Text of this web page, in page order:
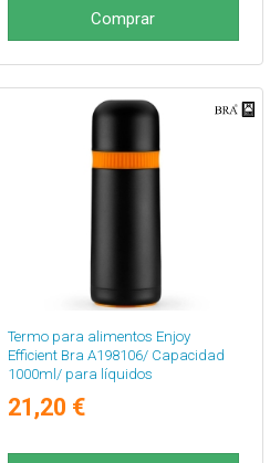
Comprar
Termo para alimentos Enjoy
Efficient Bra A198106/ Capacidad
1000ml/ para líquidos
21,20 €